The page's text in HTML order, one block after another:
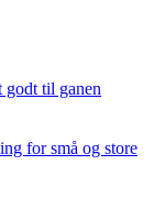
til ganen
for små og store